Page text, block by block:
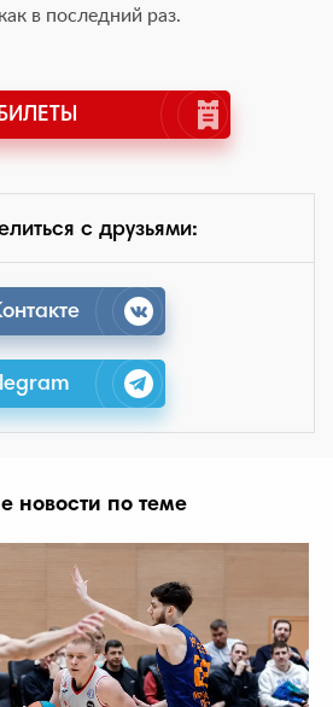
в последний раз.
с друзьями:
новости по теме